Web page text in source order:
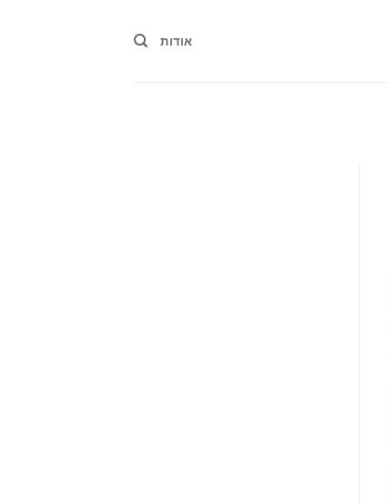
אודות